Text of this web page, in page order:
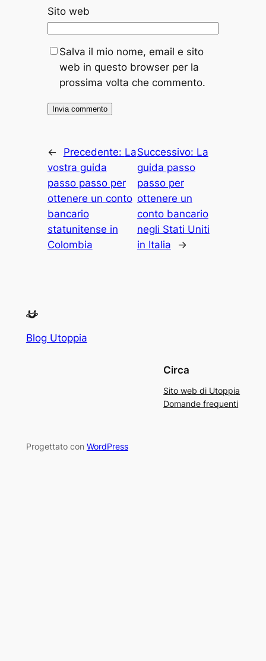
Sito web
Salva il mio nome, email e sito
web in questo browser per la
prossima volta che commento.
← Precedente: La
vostra guida
passo passo per
ottenere un conto
bancario
statunitense in
Colombia
Successivo: La
guida passo
passo per
ottenere un
conto bancario
negli Stati Uniti
in Italia
→
Blog Utoppia
Circa
Sito web di Utoppia
Domande frequenti
Progettato con WordPress